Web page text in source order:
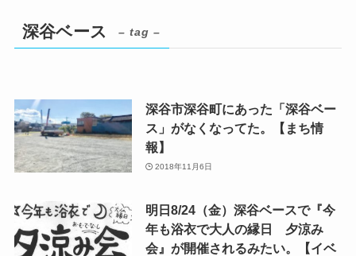
深谷ベース – tag –
深谷市深谷町にあった「深谷ベー
ス」がなくなってた。【まち情
報】
2018年11月6日
明日8/24（金）深谷ベースで『今
年も浴衣で大人の縁日 夕涼み
会』が開催されるみたい。【イベ